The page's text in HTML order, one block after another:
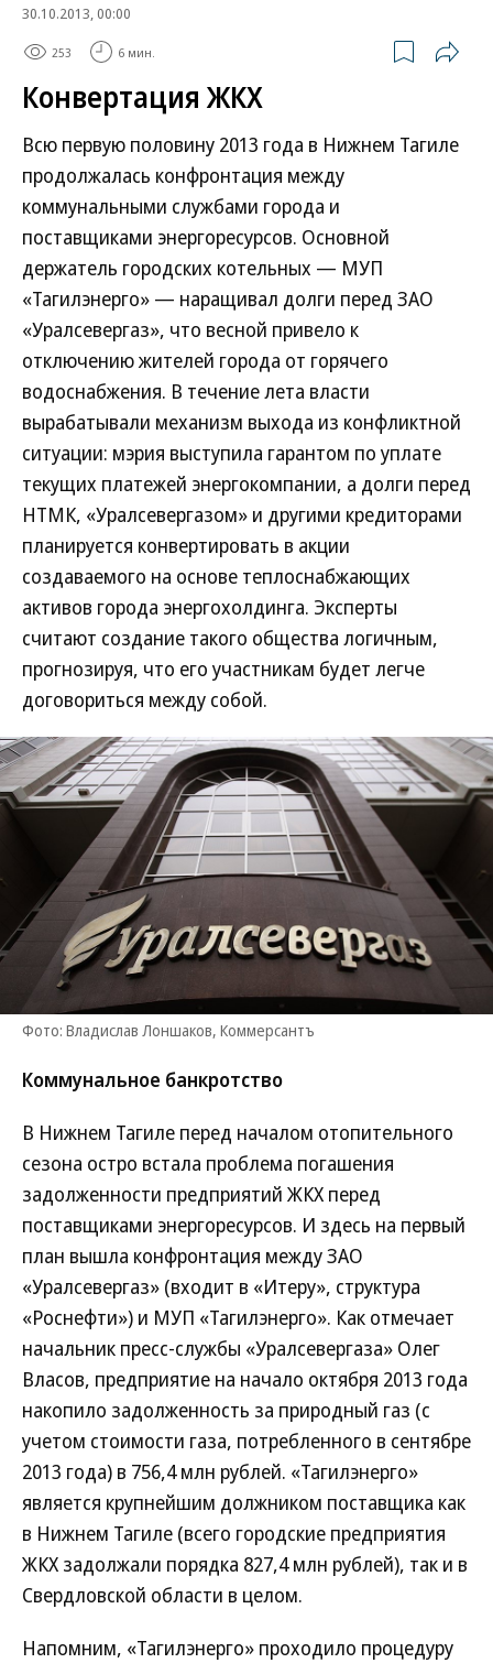
30.10.2013, 00:00
253 6 мин.
Конвертация ЖКХ
Всю первую половину 2013 года в Нижнем Тагиле
продолжалась конфронтация между
коммунальными службами города и
поставщиками энергоресурсов. Основной
держатель городских котельных — МУП
«Тагилэнерго» — наращивал долги перед ЗАО
«Уралсевергаз», что весной привело к
отключению жителей города от горячего
водоснабжения. В течение лета власти
вырабатывали механизм выхода из конфликтной
ситуации: мэрия выступила гарантом по уплате
текущих платежей энергокомпании, а долги перед
НТМК, «Уралсевергазом» и другими кредиторами
планируется конвертировать в акции
создаваемого на основе теплоснабжающих
активов города энергохолдинга. Эксперты
считают создание такого общества логичным,
прогнозируя, что его участникам будет легче
договориться между собой.
Фото: Владислав Лоншаков, Коммерсантъ
Коммунальное банкротство
В Нижнем Тагиле перед началом отопительного
сезона остро встала проблема погашения
задолженности предприятий ЖКХ перед
поставщиками энергоресурсов. И здесь на первый
план вышла конфронтация между ЗАО
«Уралсевергаз» (входит в «Итеру», структура
«Роснефти») и МУП «Тагилэнерго». Как отмечает
начальник пресс-службы «Уралсевергаза» Олег
Власов, предприятие на начало октября 2013 года
накопило задолженность за природный газ (с
учетом стоимости газа, потребленного в сентябре
2013 года) в 756,4 млн рублей. «Тагилэнерго»
является крупнейшим должником поставщика как
в Нижнем Тагиле (всего городские предприятия
ЖКХ задолжали порядка 827,4 млн рублей), так и в
Свердловской области в целом.
Напомним, «Тагилэнерго» проходило процедуру